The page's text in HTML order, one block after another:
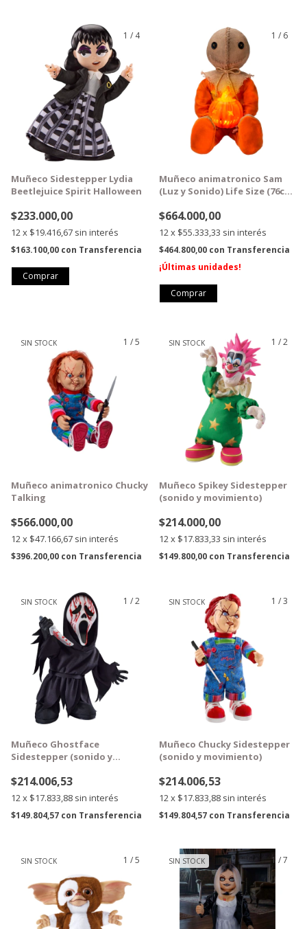
1 / 4
Muñeco Sidestepper Lydia
Beetlejuice Spirit Halloween
$233.000,00
12x $19.416,67 sin interés
$163.100,00 con Transferencia
1 / 6
Muñeco animatronico Sam
(Luz y Sonido) Life Size (76cm
$664.000,00
12x $55.333,33 sin interés
$464.800,00 con Transferencia
¡Últimas unidades!
1 /5
SIN STOCK
GRATIS
Muñeco animatronico Chucky
Talking
$566.000,00
12x $47.166,67 sin interés
$396.200,00 con Transferencia
1 /2
SIN STOCK
GRATIS
Muñeco Spikey Sidestepper
(sonido y movimiento)
$214.000,00
12x $17.833,33 sin interés
$149.800,00 con Transferencia
1 /2
SIN STOCK
GRATIS
Muñeco Ghostface
Sidestepper (sonido y
$214.006,53
12x $17.833,88 sin interés
$149.804,57 con Transferencia
1 /3
SIN STOCK
Muñeco Chucky Sidestepper
(sonido y movimiento)
$214.006,53
12x $17.833,88 sin interés
$149.804,57 con Transferencia
1 /5
SIN STOCK
1 /7
SIN STOCK
GRATIS